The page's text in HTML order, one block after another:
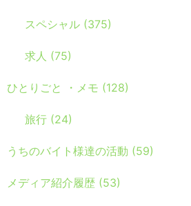
スペシャル (375)
求人 (75)
ひとりごと ・メモ (128)
旅行 (24)
うちのバイト様達の活動 (59)
メディア紹介履歴 (53)